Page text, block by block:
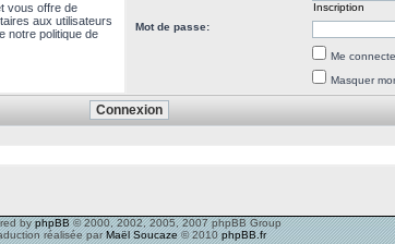
vous offre de
aux utilisateurs
notre politique de
Inscription
Mot de passe:
Me
Masquer
byphpBB© 2000, 2002, 2005, 2007 phpBB Group
réalisée parMaël Soucaze© 2010phpBB.fr